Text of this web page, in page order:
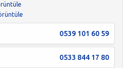
0539 101 60 59
0533 844 17 80